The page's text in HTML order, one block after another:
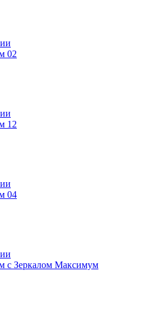
02
12
04
с Зеркалом Максимум